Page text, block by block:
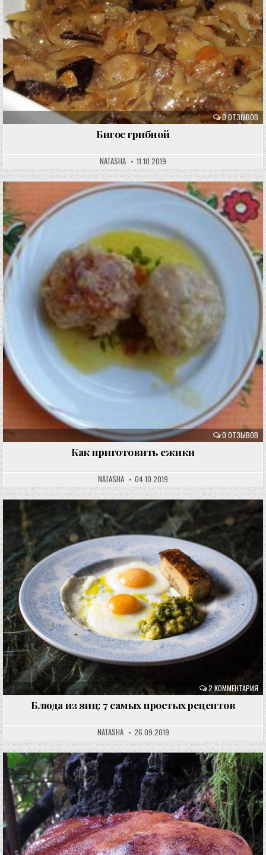
0 ОТЗЫВОВ
Бигос грибной
NATASHA 11.10.2019
0 ОТЗЫВОВ
Как приготовить ежики
NATASHA 04.10.2019
2 КОММЕНТАРИЯ
Блюда из яиц: 7 самых простых рецептов
NATASHA 26.09.2019